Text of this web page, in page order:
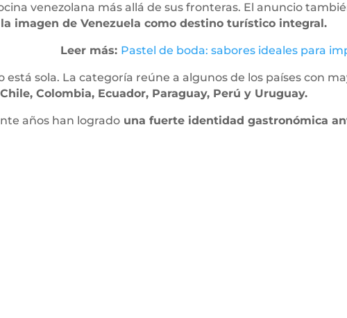
venezolana más allá de sus fronteras. El anuncio
imagen de Venezuela como destino turístico integral.
Leer más: Pastel de boda: sabores ideales para
está sola. La categoría reúne a algunos de los países con
Colombia, Ecuador, Paraguay, Perú y Uruguay.
años han logrado una fuerte identidad gastronómica